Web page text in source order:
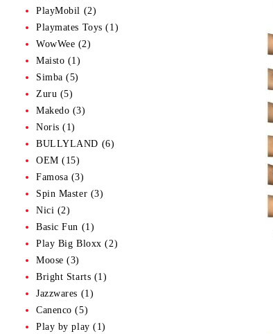
PlayMobil (2)
Playmates Toys (1)
WowWee (2)
Maisto (1)
Simba (5)
Zuru (5)
Makedo (3)
Noris (1)
BULLYLAND (6)
OEM (15)
Famosa (3)
Spin Master (3)
Nici (2)
Basic Fun (1)
Play Big Bloxx (2)
Moose (3)
Bright Starts (1)
Jazzwares (1)
Canenco (5)
Play by play (1)